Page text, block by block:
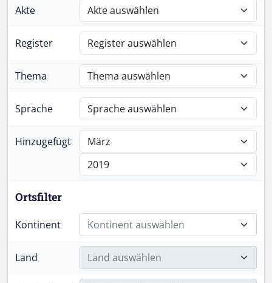
Akte
Register
Thema
Sprache
Hinzugefügt
Ortsfilter
Kontinent Kontinent auswählen
Land Land auswählen